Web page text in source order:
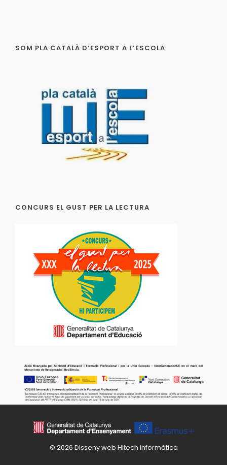
SOM PLA CATALÀ D’ESPORT A L’ESCOLA
CONCURS EL GUST PER LA LECTURA
© 2026 Disseny web Hitech Informàtica